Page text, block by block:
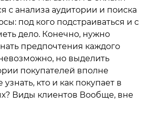
с анализа аудитории и поиска
под кого подстраиваться и с
дело. Конечно, нужно
предпочтения каждого
но выделить
покупателей вполне
кто и как покупает в
Виды клиентов Вообще, вне